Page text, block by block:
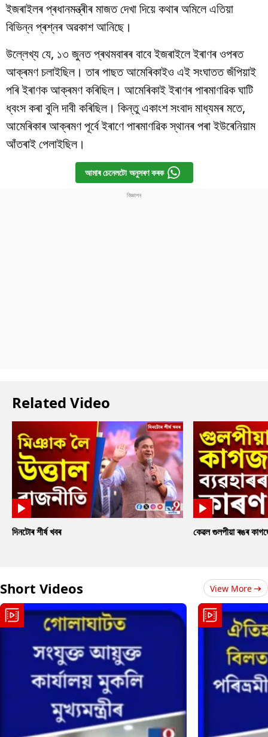
ইজৰাইলৰ প্ৰধানমন্ত্ৰীৰ মাজত দেখা দিয়ে কথাৰ অমিলে এতিয়া
বিভিন্ন প্ৰশ্নৰ অৱকাশ আনিছে।
উল্লেখ্য যে, ১৩ জুনত প্ৰথমবাৰৰ বাবে ইজৰাইলে ইৰাণৰ ওপৰত
আক্ৰমণ চলাইছিল। তাৰ পাছত আমেৰিকাইও এই সংঘাতত জঁপিয়াই
পৰি ইৰাণক আক্ৰমণ কৰিছিল। আমেৰিকাই ইৰাণৰ পাৰমাণৱিক ঘাটি
ধ্বংস কৰা বুলি দাবী কৰিছিল। কিন্তু একাংশ সংবাদ মাধ্যমৰ মতে,
আমেৰিকাৰ আক্ৰমণ পূৰ্বে ইৰাণে পাৰমাণৱিক স্থানৰ পৰা ইউৰেনিয়াম
আঁতৰাই পেলাইছিল।
আমাৰ চেনেলটো অনুসৰণ কৰক
Related Video
দিনটোৰ শীৰ্ষ খবৰ কেৱল গুলপীয়া ৰঙৰ
Short Videos View More